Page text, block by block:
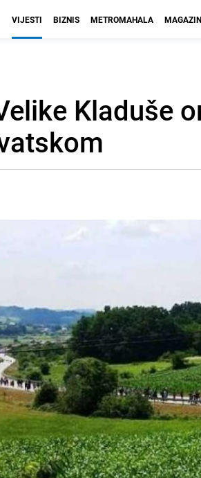
VIJESTI BIZNIS METROMAHALA MAGAZIN
Kladuše